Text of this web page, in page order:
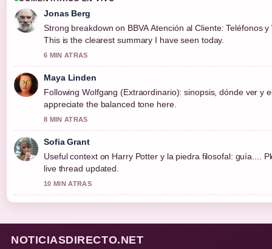
Jonas Berg
Strong breakdown on BBVA Atención al Cliente: Teléfonos y
This is the clearest summary I have seen today.
6 MIN ATRAS
Maya Linden
Following Wolfgang (Extraordinario): sinopsis, dónde ver y
appreciate the balanced tone here.
8 MIN ATRAS
Sofia Grant
Useful context on Harry Potter y la piedra filosofal: guía....
live thread updated.
10 MIN ATRAS
NOTICIASDIRECTO.NET